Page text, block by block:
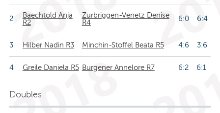
2
Baechtold Anja
R2
Zurbriggen-Venetz Denise
R4
6:0 6:4
3 Hilber Nadin R3 Minchin-Stoffel Beata R5 4:6 3:6
4 Greile Daniela R5 Burgener Annelore R7 6:2 6:1
Doubles: